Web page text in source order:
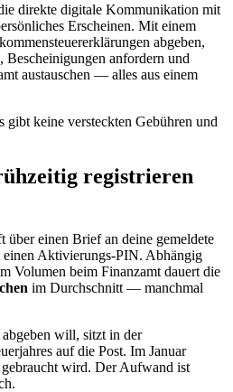
direkte digitale Kommunikation mit
Erscheinen. Mit einem
abgeben,
Bescheinigungen anfordern und
austauschen — alles aus einem
gibt keine versteckten Gebühren und
registrieren
über einen Brief an deine gemeldete
einen Aktivierungs-PIN. Abhängig
Volumen beim Finanzamt dauert die
im Durchschnitt — manchmal
will, sitzt in der
auf die Post. Im Januar
wird. Der Aufwand ist